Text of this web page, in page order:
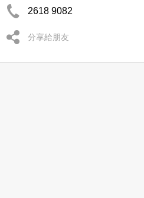
2618 9082
分享給朋友